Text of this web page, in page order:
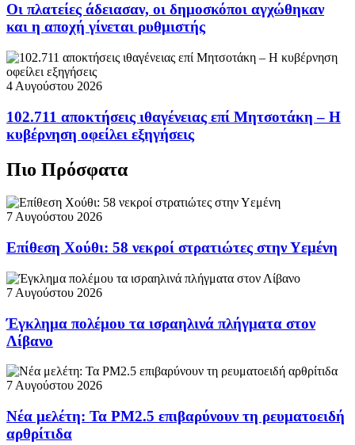
Οι πλατείες άδειασαν, οι δημοσκόποι αγχώθηκαν
και η αποχή γίνεται ρυθμιστής
4 Αυγούστου 2026
102.711 αποκτήσεις ιθαγένειας επί Μητσοτάκη – Η
κυβέρνηση οφείλει εξηγήσεις
Πιο Πρόσφατα
7 Αυγούστου 2026
Επίθεση Χούθι: 58 νεκροί στρατιώτες στην Υεμένη
7 Αυγούστου 2026
Έγκλημα πολέμου τα ισραηλινά πλήγματα στον
Λίβανο
7 Αυγούστου 2026
Νέα μελέτη: Τα PM2.5 επιβαρύνουν τη ρευματοειδή
αρθρίτιδα